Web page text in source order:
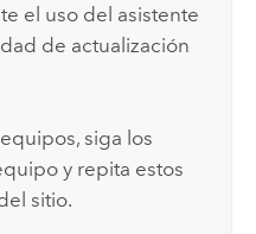
el uso del asistente
de actualización
siga los
y repita estos
sitio.